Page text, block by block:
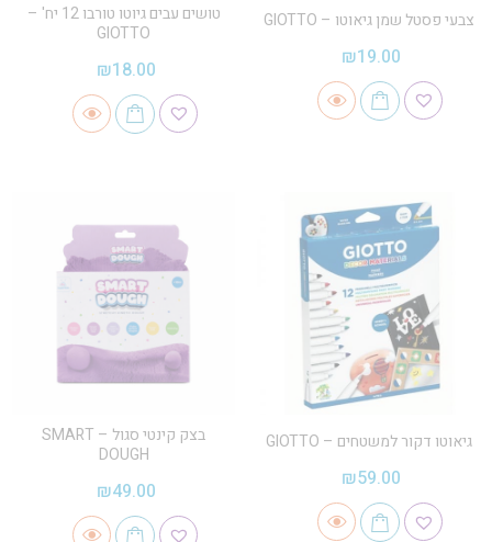
צבעי פסטל שמן גיאוטו – GIOTTO
₪19.00
טושים עבים גיוטו טורבו 12 יח' –
GIOTTO
₪18.00
גיאוטו דקור למשטחים – GIOTTO
₪59.00
בצק קינטי סגול – SMART
DOUGH
₪49.00